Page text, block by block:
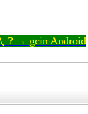
？→ gcin Android